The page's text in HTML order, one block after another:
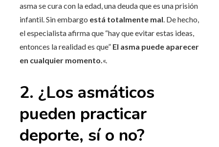
asma se cura con la edad, una deuda que es una prisión
infantil. Sin embargo está totalmente mal. De hecho,
el especialista afirma que “hay que evitar estas ideas,
entonces la realidad es que” El asma puede aparecer
en cualquier momento.«.
2. ¿Los asmáticos
pueden practicar
deporte, sí o no?